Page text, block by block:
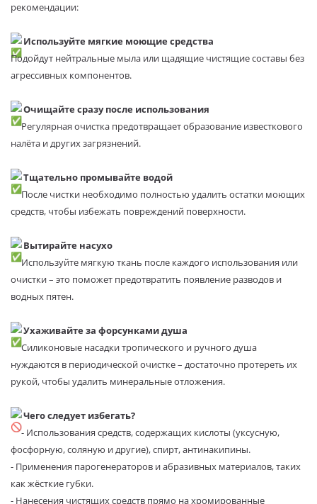
рекомендации:
Используйте мягкие моющие средства
Подойдут нейтральные мыла или щадящие чистящие составы без
агрессивных компонентов.
Очищайте сразу после использования
Регулярная очистка предотвращает образование известкового
налёта и других загрязнений.
Тщательно промывайте водой
После чистки необходимо полностью удалить остатки моющих
средств, чтобы избежать повреждений поверхности.
Вытирайте насухо
Используйте мягкую ткань после каждого использования или
очистки – это поможет предотвратить появление разводов и
водных пятен.
Ухаживайте за форсунками душа
Силиконовые насадки тропического и ручного душа
нуждаются в периодической очистке – достаточно протереть их
рукой, чтобы удалить минеральные отложения.
Чего следует избегать?
- Использования средств, содержащих кислоты (уксусную,
фосфорную, соляную и другие), спирт, антинакипины.
- Применения парогенераторов и абразивных материалов, таких
как жёсткие губки.
- Нанесения чистящих средств прямо на хромированные